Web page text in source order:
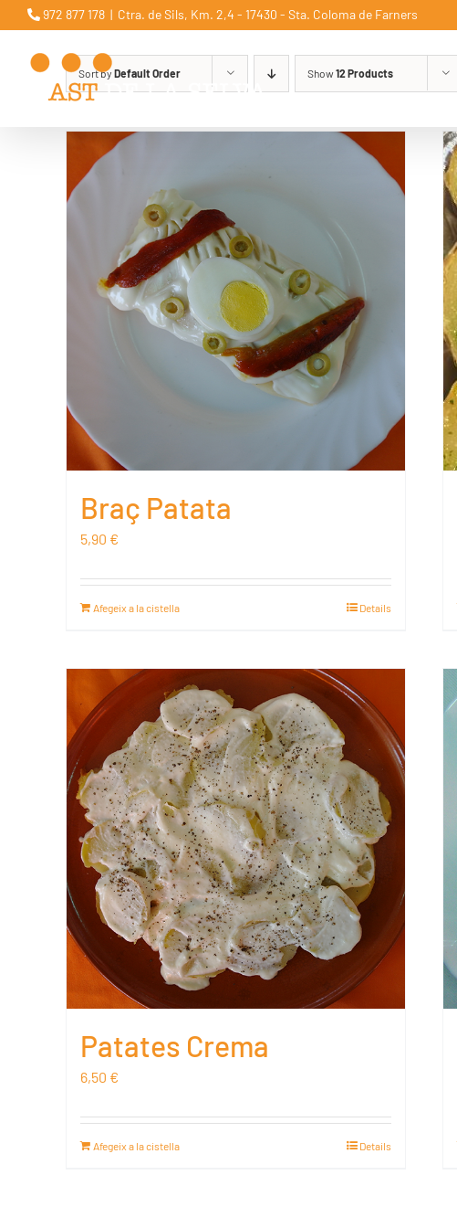
content
972 877 178 | Ctra. de Sils, Km. 2,4 - 17430 - Sta. Coloma de Farners
Sort by Default Order Show12 Products
Braç Patata
5,90 €
Afegeix a la cistella Details
Patates Crema
6,50 €
Afegeix a la cistella Details